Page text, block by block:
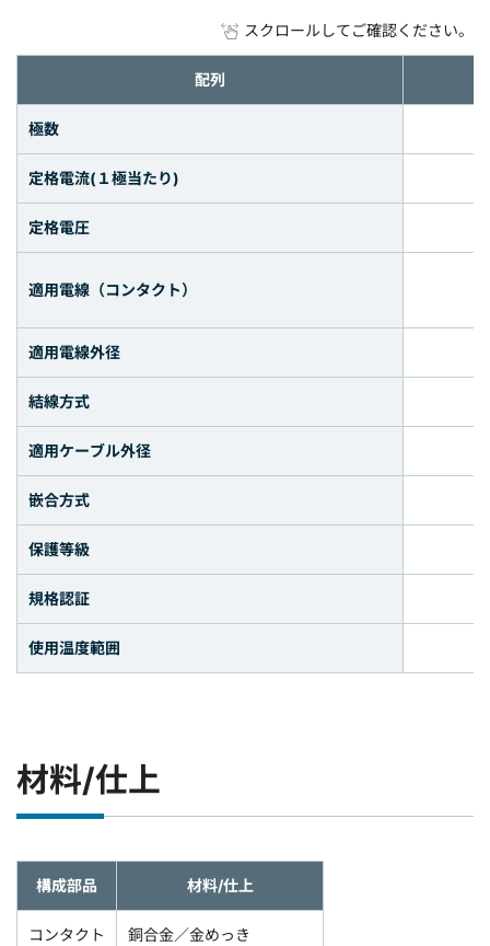
スクロールしてご確認ください。
配列
極数
定格電流(１極当たり)
定格電圧
適用電線（コンタクト）
適用電線外径
結線方式
適用ケーブル外径
嵌合方式
保護等級
規格認証
使用温度範囲
材料/仕上
構成部品 材料/仕上
コンタクト 銅合金／金めっき